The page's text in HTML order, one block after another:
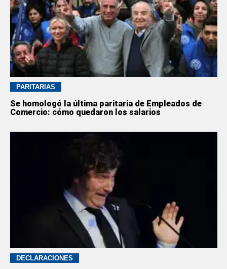
PARITARIAS
Se homologó la última paritaria de Empleados de
Comercio: cómo quedaron los salarios
DECLARACIONES